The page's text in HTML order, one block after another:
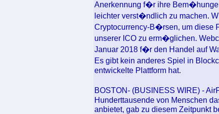
Anerkennung f�r ihre
leichter verst�ndlich zu machen.
Cryptocurrency-B�rsen, um diese
unserer ICO zu erm�glichen.
Januar 2018 f�r den Handel auf
Es gibt kein anderes Spiel in
entwickelte Plattform hat.
BOSTON- (BUSINESS WIRE) -
Hunderttausende von Menschen
anbietet, gab zu diesem Zeitpunkt